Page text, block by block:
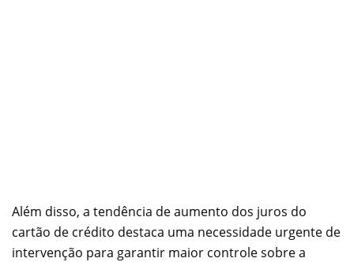
Além disso, a tendência de aumento dos juros do
cartão de crédito destaca uma necessidade urgente de
intervenção para garantir maior controle sobre a